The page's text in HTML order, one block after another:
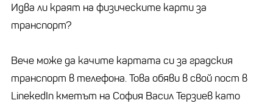
Идва ли краят на физическите карти за
транспорт?
Вече може да качите картата си за градския
транспорт в телефона. Това обяви в свой пост в
LinekedIn кметът на София Васил Терзиев като